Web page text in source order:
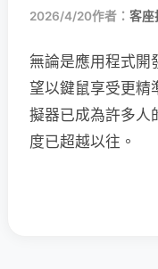
2026/4/20作者： 客座
無論是應用程式開
望以鍵鼠享受更精
擬器已成為許多人
度已超越以往。